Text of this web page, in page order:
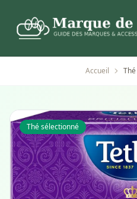
Accueil
Thé sélectionné